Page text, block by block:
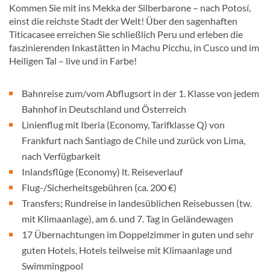
Kommen Sie mit ins Mekka der Silberbarone – nach Potosí,
einst die reichste Stadt der Welt! Über den sagenhaften
Titicacasee erreichen Sie schließlich Peru und erleben die
faszinierenden Inkastätten in Machu Picchu, in Cusco und im
Heiligen Tal – live und in Farbe!
Bahnreise zum/vom Abflugsort in der 1. Klasse von jedem
Bahnhof in Deutschland und Österreich
Linienflug mit Iberia (Economy, Tarifklasse Q) von
Frankfurt nach Santiago de Chile und zurück von Lima,
nach Verfügbarkeit
Inlandsflüge (Economy) lt. Reiseverlauf
Flug-/Sicherheitsgebühren (ca. 200 €)
Transfers; Rundreise in landesüblichen Reisebussen (tw.
mit Klimaanlage), am 6. und 7. Tag in Geländewagen
17 Übernachtungen im Doppelzimmer in guten und sehr
guten Hotels, Hotels teilweise mit Klimaanlage und
Swimmingpool